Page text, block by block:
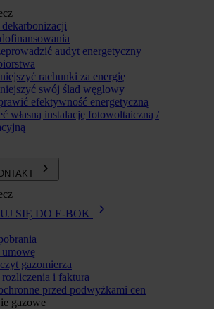
dekarbonizacji
audyt energetyczny
rachunki za energię
swój ślad węglowy
efektywność energetyczną
własną instalację fotowoltaiczną /
SIĘ DO E-BOK
umowę
gazomierza
rozliczenia i faktura
przed podwyżkami cen
gazowe